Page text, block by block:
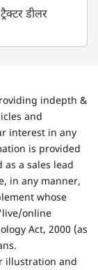
डीलर
indepth &
and
interest in any
is provided
a sales lead
in any manner,
whose
online
Act, 2000 (as
illustration and